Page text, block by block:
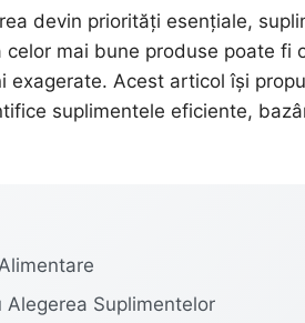
devin priorități esențiale,
mai bune produse poate fi
exagerate. Acest articol își
suplimentele eficiente,
Suplimentelor